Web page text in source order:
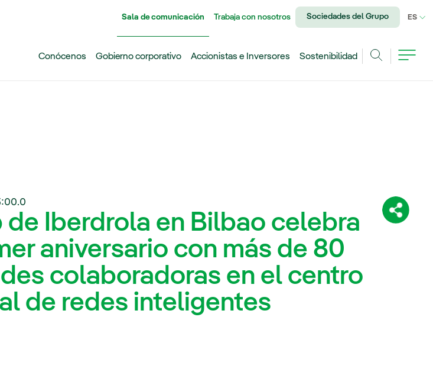
Sala de comunicación Trabaja con nosotros Sociedades del Grupo ES
Conócenos Gobierno corporativo Accionistas e Inversores
Sostenibilidad
de Iberdrola en Bilbao celebra
aniversario con más de 80
colaboradoras en el centro
de redes inteligentes